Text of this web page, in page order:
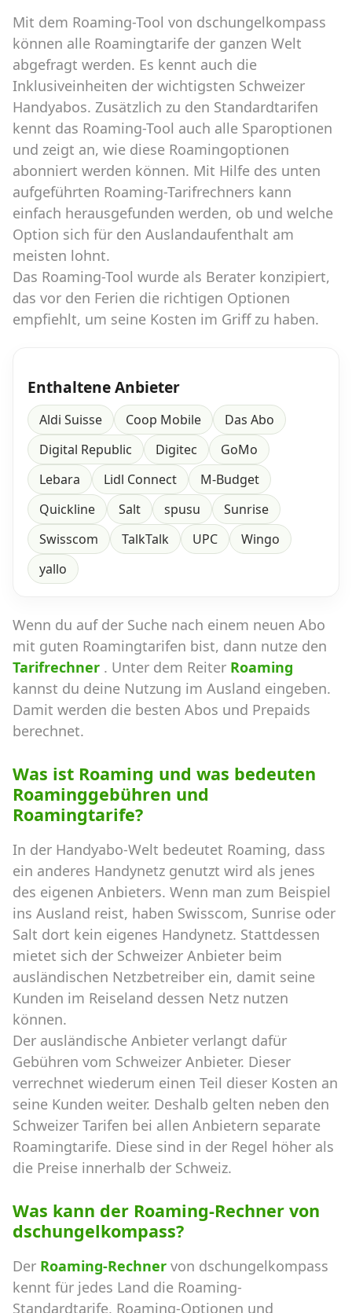
Mit dem Roaming-Tool von dschungelkompass
können alle Roamingtarife der ganzen Welt
abgefragt werden. Es kennt auch die
Inklusiveinheiten der wichtigsten Schweizer
Handyabos. Zusätzlich zu den Standardtarifen
kennt das Roaming-Tool auch alle Sparoptionen
und zeigt an, wie diese Roamingoptionen
abonniert werden können. Mit Hilfe des unten
aufgeführten Roaming-Tarifrechners kann
einfach herausgefunden werden, ob und welche
Option sich für den Auslandaufenthalt am
meisten lohnt.
Das Roaming-Tool wurde als Berater konzipiert,
das vor den Ferien die richtigen Optionen
empfiehlt, um seine Kosten im Griff zu haben.
Enthaltene Anbieter
Aldi Suisse Coop Mobile
Das Abo
Digital Republic
Digitec
GoMo
Lebara
Lidl Connect
M-Budget
Quickline
Salt spusu
Sunrise
Swisscom
TalkTalk UPC
Wingo
yallo
Wenn du auf der Suche nach einem neuen Abo
mit guten Roamingtarifen bist, dann nutze den
Tarifrechner . Unter dem Reiter Roaming
kannst du deine Nutzung im Ausland eingeben.
Damit werden die besten Abos und Prepaids
berechnet.
Was ist Roaming und was bedeuten
Roaminggebühren und
Roamingtarife?
In der Handyabo-Welt bedeutet Roaming, dass
ein anderes Handynetz genutzt wird als jenes
des eigenen Anbieters. Wenn man zum Beispiel
ins Ausland reist, haben Swisscom, Sunrise oder
Salt dort kein eigenes Handynetz. Stattdessen
mietet sich der Schweizer Anbieter beim
ausländischen Netzbetreiber ein, damit seine
Kunden im Reiseland dessen Netz nutzen
können.
Der ausländische Anbieter verlangt dafür
Gebühren vom Schweizer Anbieter. Dieser
verrechnet wiederum einen Teil dieser Kosten an
seine Kunden weiter. Deshalb gelten neben den
Schweizer Tarifen bei allen Anbietern separate
Roamingtarife. Diese sind in der Regel höher als
die Preise innerhalb der Schweiz.
Was kann der Roaming-Rechner von
dschungelkompass?
Der Roaming-Rechner von dschungelkompass
kennt für jedes Land die Roaming-
Standardtarife, Roaming-Optionen und